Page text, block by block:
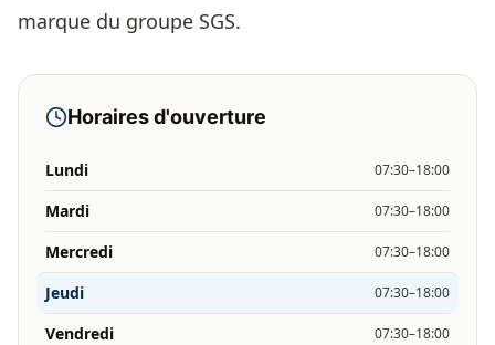
marque du groupe SGS.
Horaires d'ouverture
Lundi 07:30–18:00
Mardi 07:30–18:00
Mercredi 07:30–18:00
Jeudi 07:30–18:00
Vendredi 07:30–18:00